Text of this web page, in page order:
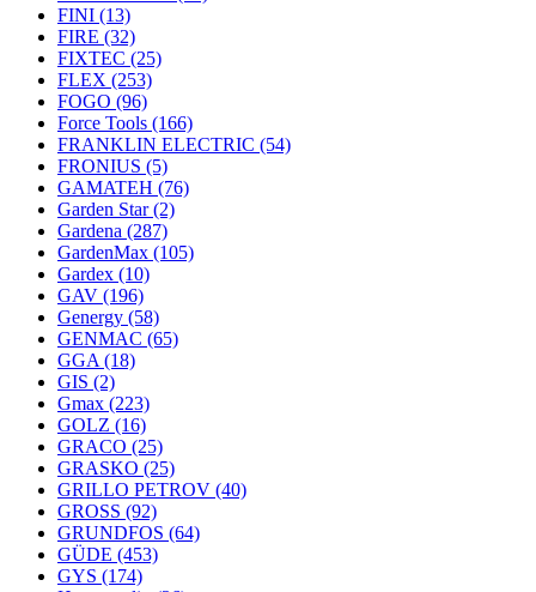
FINI (13)
FIRE (32)
FIXTEC (25)
FLEX (253)
FOGO (96)
Force Tools (166)
FRANKLIN ELECTRIC (54)
FRONIUS (5)
GAMATEH (76)
Garden Star(2)
Gardena (287)
GardenMax (105)
Gardex (10)
GAV (196)
Genergy (58)
GENMAC (65)
GGA (18)
GIS (2)
Gmax (223)
GOLZ (16)
GRACO (25)
GRASKO (25)
GRILLO PETROV (40)
GROSS (92)
GRUNDFOS (64)
GÜDE (453)
GYS (174)